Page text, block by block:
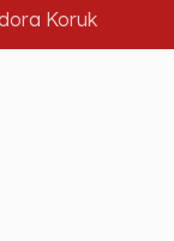
Koruk